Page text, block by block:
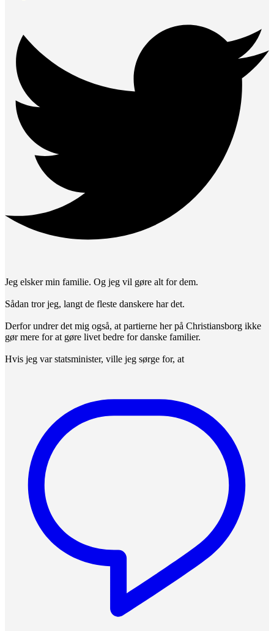
Jeg elsker min familie. Og jeg vil gøre alt for dem.
Sådan tror jeg, langt de fleste danskere har det.
Derfor undrer det mig også, at partierne her på Christiansborg ikke
gør mere for at gøre livet bedre for danske familier.
Hvis jeg var statsminister, ville jeg sørge for, at